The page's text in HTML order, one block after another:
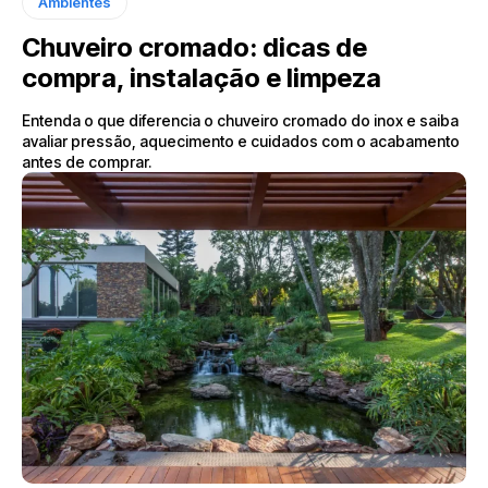
Chuveiro cromado: dicas de
compra, instalação e limpeza
Entenda o que diferencia o chuveiro cromado do inox e saiba
avaliar pressão, aquecimento e cuidados com o acabamento
antes de comprar.